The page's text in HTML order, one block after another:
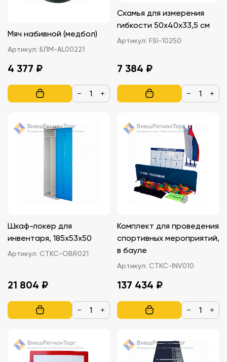
Мяч набивной (медбол)
Артикул: БЛМ-AL00221
4 377 ₽
− +
Скамья для измерения
гибкости 50х40х33,5 cм
Артикул: FSI-10250
7 384 ₽
− +
Шкаф-локер для
инвентаря, 185х53х50
Артикул: СТКС-OBR021
21 804 ₽
− +
Комплект для проведения
спортивных мероприятий,
в бауле
Артикул: СТКС-INV010
137 434 ₽
− +